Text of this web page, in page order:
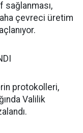
sağlanması,
çevreci üretim
protokolleri,
Valilik